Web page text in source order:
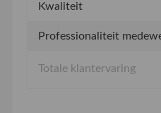
Kwaliteit
Professionaliteit
Totale klantervaring